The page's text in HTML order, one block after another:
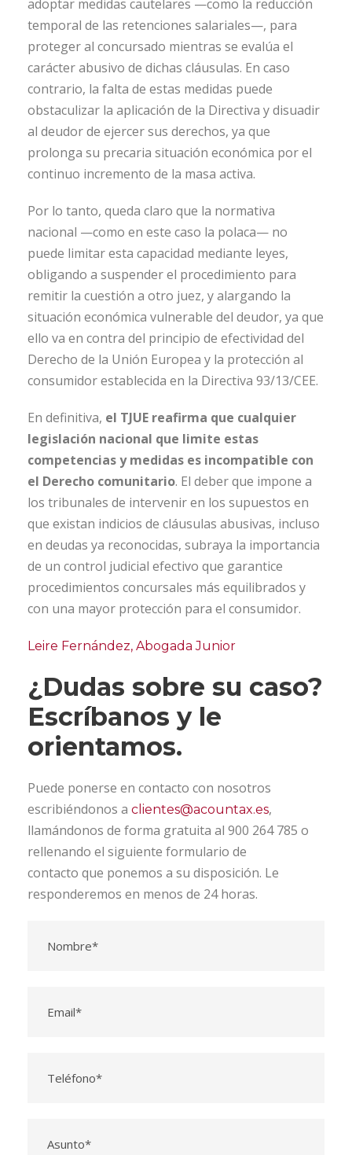
adoptar medidas cautelares —como la reducción
temporal de las retenciones salariales—, para
proteger al concursado mientras se evalúa el
carácter abusivo de dichas cláusulas. En caso
contrario, la falta de estas medidas puede
obstaculizar la aplicación de la Directiva y disuadir
al deudor de ejercer sus derechos, ya que
prolonga su precaria situación económica por el
continuo incremento de la masa activa.
Por lo tanto, queda claro que la normativa
nacional —como en este caso la polaca— no
puede limitar esta capacidad mediante leyes,
obligando a suspender el procedimiento para
remitir la cuestión a otro juez, y alargando la
situación económica vulnerable del deudor, ya que
ello va en contra del principio de efectividad del
Derecho de la Unión Europea y la protección al
consumidor establecida en la Directiva 93/13/CEE.
En definitiva, el TJUE reafirma que cualquier
legislación nacional que limite estas
competencias y medidas es incompatible con
el Derecho comunitario. El deber que impone a
los tribunales de intervenir en los supuestos en
que existan indicios de cláusulas abusivas, incluso
en deudas ya reconocidas, subraya la importancia
de un control judicial efectivo que garantice
procedimientos concursales más equilibrados y
con una mayor protección para el consumidor.
Leire Fernández, Abogada Junior
¿Dudas sobre su caso?
Escríbanos y le
orientamos.
Puede ponerse en contacto con nosotros
escribiéndonos a clientes@acountax.es,
llamándonos de forma gratuita al 900 264 785 o
rellenando el siguiente formulario de
contacto que ponemos a su disposición. Le
responderemos en menos de 24 horas.